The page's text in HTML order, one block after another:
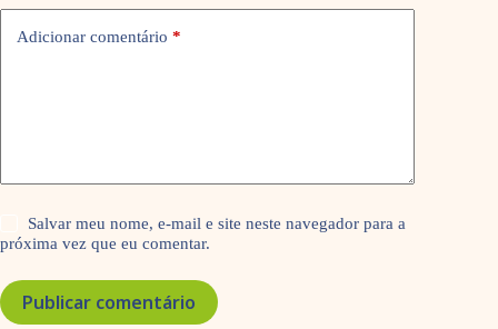
Adicionar comentário *
Salvar meu nome, e-mail e site neste navegador para a
próxima vez que eu comentar.
Publicar comentário